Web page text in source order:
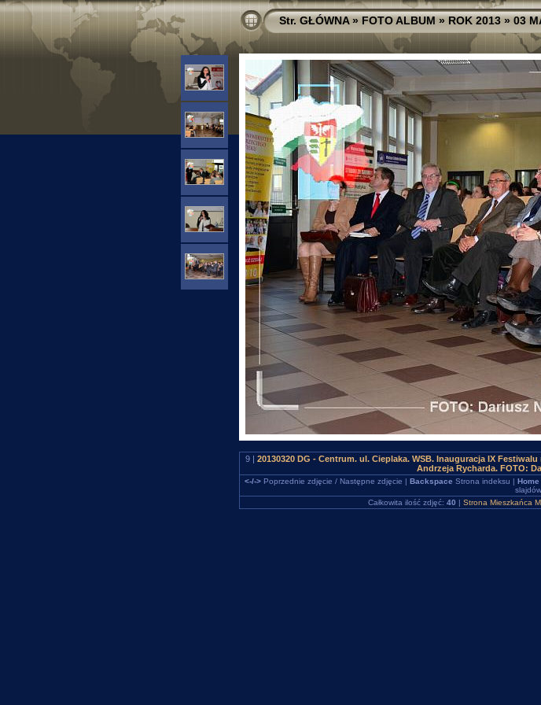
Str. GŁÓWNA»FOTO ALBUM»ROK 2013»03
9 | 20130320 DG - Centrum. ul. Cieplaka. WSB. Inauguracja IX
Andrzeja Rycharda. FOTO:
<-/->Poprzednie zdjęcie / Następne zdjęcie | Backspace Strona indeksu | Home
slajdów
Całkowita ilość zdjęć: 40 | Strona Mieszkańca